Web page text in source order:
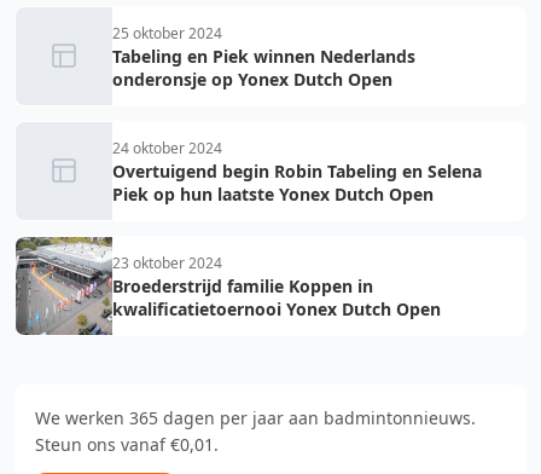
25 oktober 2024
Tabeling en Piek winnen Nederlands
onderonsje op Yonex Dutch Open
24 oktober 2024
Overtuigend begin Robin Tabeling en Selena
Piek op hun laatste Yonex Dutch Open
23 oktober 2024
Broederstrijd familie Koppen in
kwalificatietoernooi Yonex Dutch Open
We werken 365 dagen per jaar aan badmintonnieuws.
Steun ons vanaf €0,01.